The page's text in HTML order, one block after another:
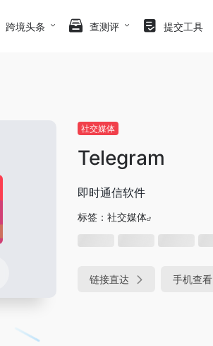
跨境头条 查测评 提交工具
社交媒体
Telegram
即时通信软件
标签： 社交媒体
链接直达 手机查看